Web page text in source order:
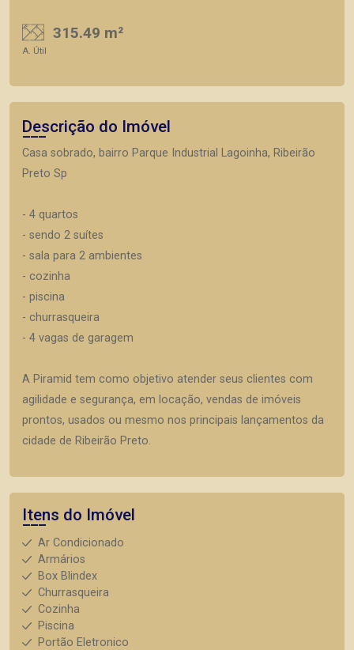
315.49 m²
A. Útil
Descrição do Imóvel
Casa sobrado, bairro Parque Industrial Lagoinha, Ribeirão
Preto Sp
- 4 quartos
- sendo 2 suítes
- sala para 2 ambientes
- cozinha
- piscina
- churrasqueira
- 4 vagas de garagem
A Piramid tem como objetivo atender seus clientes com
agilidade e segurança, em locação, vendas de imóveis
prontos, usados ou mesmo nos principais lançamentos da
cidade de Ribeirão Preto.
Itens do Imóvel
Ar Condicionado
Armários
Box Blindex
Churrasqueira
Cozinha
Piscina
Portão Eletronico